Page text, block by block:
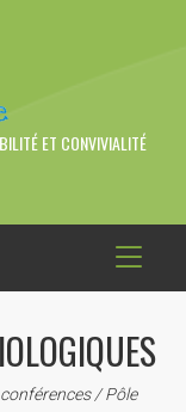
ET CONVIVIALITÉ
/Pôle